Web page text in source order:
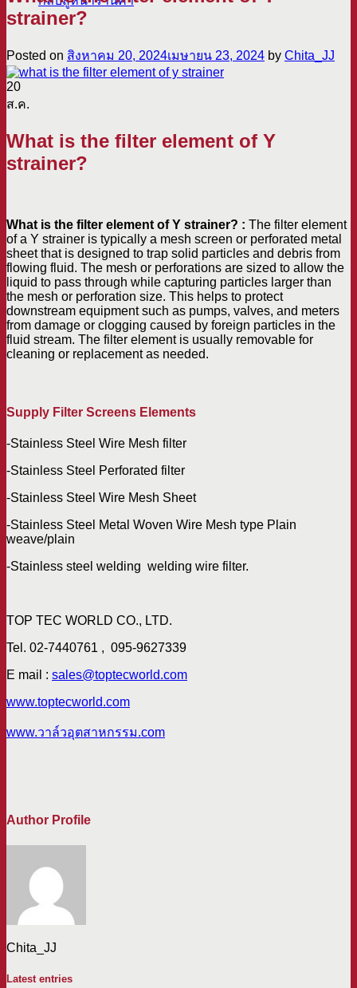
strainer?
Posted on สิงหาคม 20, 2024เมษายน 23, 2024 by Chita_JJ
20
ส.ค.
What is the filter element of Y
strainer?
What is the filter element of Y strainer? : The filter element
of a Y strainer is typically a mesh screen or perforated metal
sheet that is designed to trap solid particles and debris from
flowing fluid. The mesh or perforations are sized to allow the
liquid to pass through while capturing particles larger than
the mesh or perforation size. This helps to protect
downstream equipment such as pumps, valves, and meters
from damage or clogging caused by foreign particles in the
fluid stream. The filter element is usually removable for
cleaning or replacement as needed.
Supply Filter Screens Elements
-Stainless Steel Wire Mesh filter
-Stainless Steel Perforated filter
-Stainless Steel Wire Mesh Sheet
-Stainless Steel Metal Woven Wire Mesh type Plain
weave/plain
-Stainless steel welding welding wire filter.
TOP TEC WORLD CO., LTD.
Tel. 02-7440761 , 095-9627339
E mail : sales@toptecworld.com
www.toptecworld.com
www.วาล์วอุตสาหกรรม.com
Author Profile
Chita_JJ
Latest entries